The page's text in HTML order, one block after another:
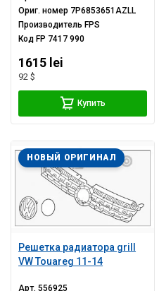
Ориг. номер 7P6853651AZLL
Производитель FPS
Код FP 7417 990
1615 lei
92 $
Купить
Решетка радиатора grill
VW Touareg 11-14
НОВЫЙ ОРИГИНАЛ
Арт.556925